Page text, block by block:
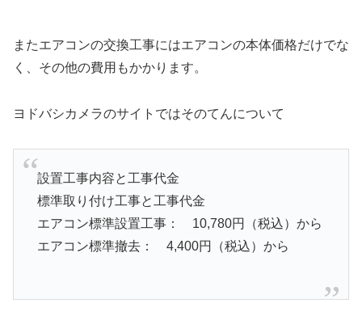
またエアコンの交換工事にはエアコンの本体価格だけでな
く、その他の費用もかかります。
ヨドバシカメラのサイトではそのてんについて
設置工事内容と工事代金
標準取り付け工事と工事代金
エアコン標準設置工事： 10,780円（税込）から
エアコン標準撤去： 4,400円（税込）から